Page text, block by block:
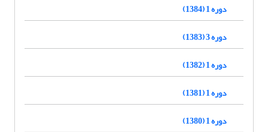
دوره 1 (1384)
دوره 3 (1383)
دوره 1 (1382)
دوره 1 (1381)
دوره 1 (1380)